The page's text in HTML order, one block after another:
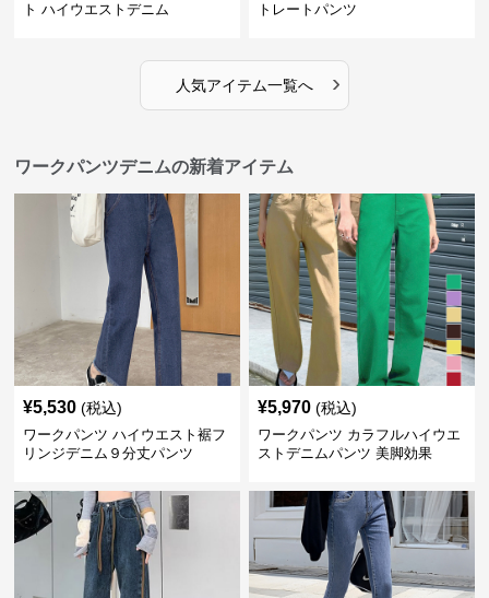
ト ハイウエストデニム
トレートパンツ
人気アイテム一覧へ ›
ワークパンツデニムの新着アイテム
¥5,530 (税込)
ワークパンツ ハイウエスト裾フ
リンジデニム９分丈パンツ
¥5,970 (税込)
ワークパンツ カラフルハイウエ
ストデニムパンツ 美脚効果